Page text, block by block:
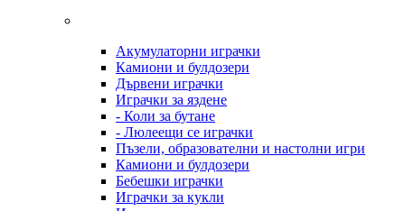
Акумулаторни играчки
Камиони и булдозери
Дървени играчки
Играчки за яздене
- Коли за бутане
- Люлеещи се играчки
Пъзели, образователни и настолни игри
Камиони и булдозери
Бебешки играчки
Играчки за кукли